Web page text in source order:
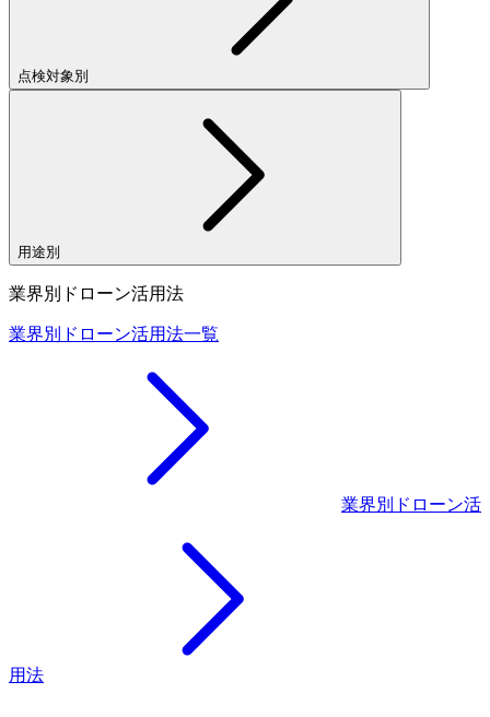
点検対象別
用途別
業界別ドローン活用法
業界別ドローン活用法一覧
業界別ドローン活
用法